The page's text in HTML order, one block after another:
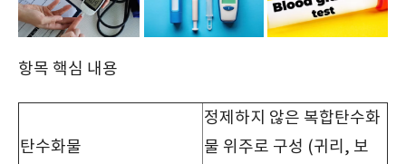
항목 핵심 내용
탄수화물
정제하지 않은 복합탄수화
물 위주로 구성 (귀리, 보